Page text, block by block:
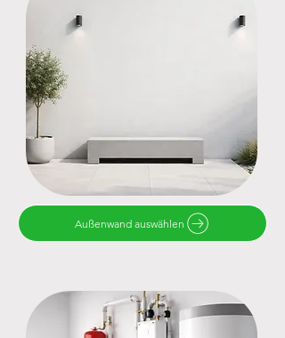
Außenwand auswählen